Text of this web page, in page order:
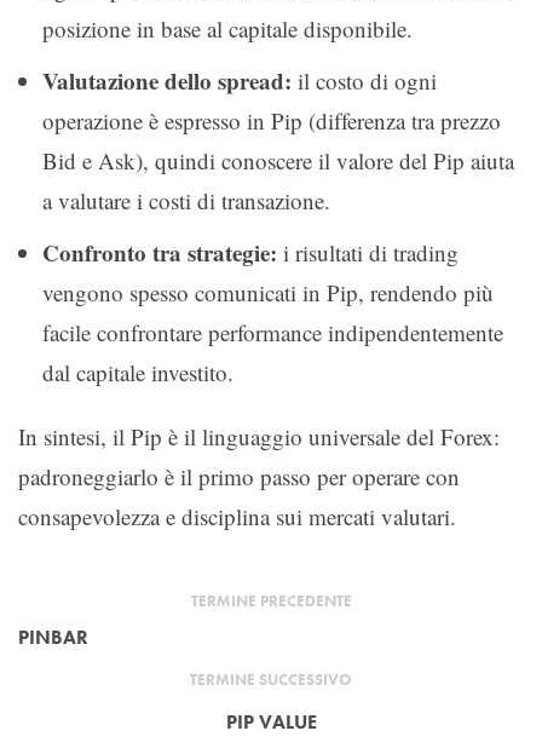
posizione in base al capitale disponibile.
Valutazione dello spread: il costo di ogni
operazione è espresso in Pip (differenza tra prezzo
Bid e Ask), quindi conoscere il valore del Pip aiuta
a valutare i costi di transazione.
Confronto tra strategie: i risultati di trading
vengono spesso comunicati in Pip, rendendo più
facile confrontare performance indipendentemente
dal capitale investito.
In sintesi, il Pip è il linguaggio universale del Forex:
padroneggiarlo è il primo passo per operare con
consapevolezza e disciplina sui mercati valutari.
TERMINE PRECEDENTE
PINBAR
TERMINE SUCCESSIVO
PIP VALUE